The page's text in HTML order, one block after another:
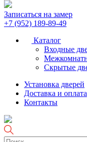
Записаться на замер
+7 (952) 189-89-49
Каталог
Входные
Скрытые
Установка дверей
Доставка и оплата
Контакты